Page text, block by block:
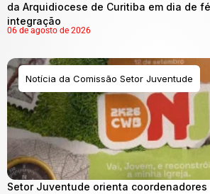
da Arquidiocese de Curitiba em dia de
integração
06 de agosto de 2026
Notícia da Comissão Setor Juventude
Setor Juventude orienta coordenadores